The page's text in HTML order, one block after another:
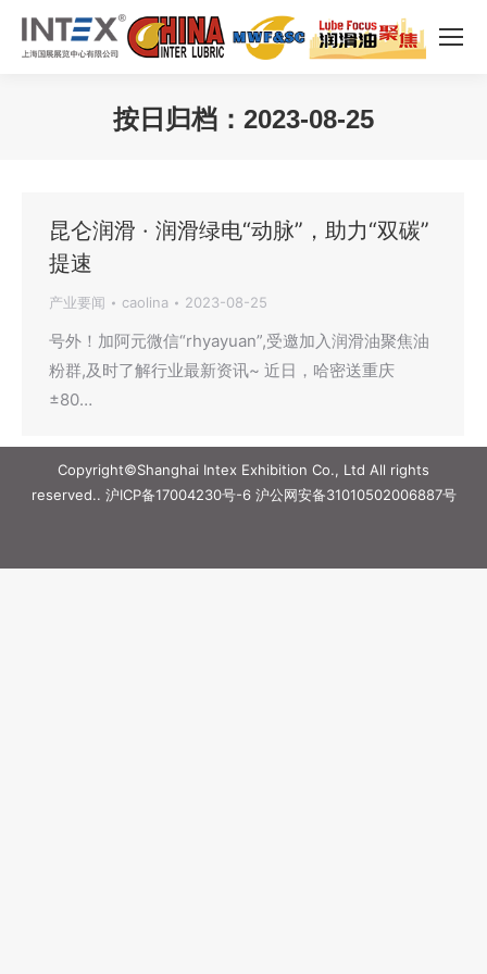
按日归档： 2023-08-25
昆仑润滑 · 润滑绿电“动脉”，助力“双碳”
提速
产业要闻 caolina 2023-08-25
号外！加阿元微信“rhyayuan”,受邀加入润滑油聚焦油
粉群,及时了解行业最新资讯~ 近日，哈密送重庆
±80…
Copyright©Shanghai Intex Exhibition Co., Ltd All rights
reserved.. 沪ICP备17004230号-6沪公网安备31010502006887号